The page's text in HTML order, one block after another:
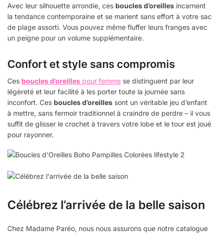
Avec leur silhouette arrondie, ces boucles d’oreilles incarnent
la tendance contemporaine et se marient sans effort à votre sac
de plage assorti. Vous pouvez même fluffer leurs franges avec
un peigne pour un volume supplémentaire.
Confort et style sans compromis
Ces boucles d’oreilles pour femme se distinguent par leur
légèreté et leur facilité à les porter toute la journée sans
inconfort. Ces boucles d’oreilles sont un véritable jeu d’enfant
à mettre, sans fermoir traditionnel à craindre de perdre – il vous
suffit de glisser le crochet à travers votre lobe et le tour est joué
pour rayonner.
Célébrez l’arrivée de la belle saison
Chez Madame Paréo, nous nous assurons que notre catalogue